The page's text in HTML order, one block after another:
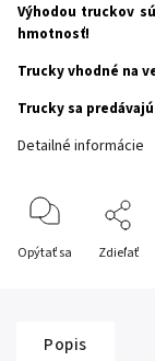
Výhodou truckov
hmotnosť!
Trucky vhodné na
Trucky sa
Detailné informácie
Opýtať sa Zdieľať
Popis